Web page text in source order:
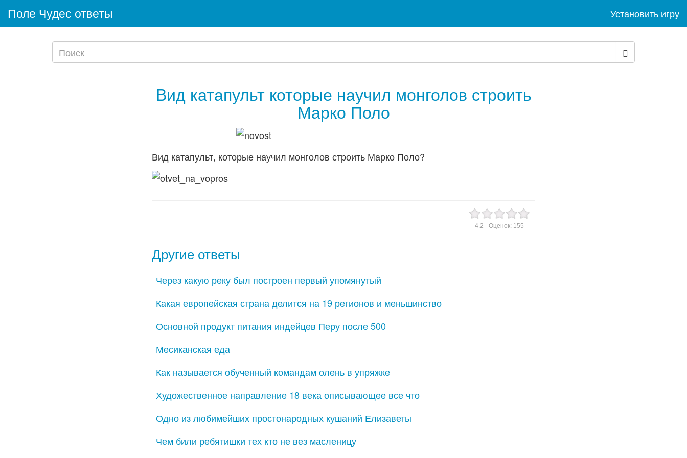
Поле Чудес ответы Установить игру
Вид катапульт которые научил монголов строить
Марко Поло
Вид катапульт, которые научил монголов строить Марко Поло?
4.2 - Оценок: 155
Другие ответы
Через какую реку был построен первый упомянутый
Какая европейская страна делится на 19 регионов и меньшинство
Основной продукт питания индейцев Перу после 500
Месиканская еда
Как называется обученный командам олень в упряжке
Художественное направление 18 века описывающее все что
Одно из любимейших простонародных кушаний Елизаветы
Чем били ребятишки тех кто не вез масленицу